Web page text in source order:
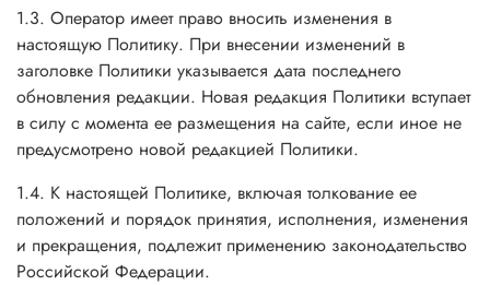
1.3. Оператор имеет право вносить изменения в
настоящую Политику. При внесении изменений в
заголовке Политики указывается дата последнего
обновления редакции. Новая редакция Политики вступает
в силу с момента ее размещения на сайте, если иное не
предусмотрено новой редакцией Политики.
1.4. К настоящей Политике, включая толкование ее
положений и порядок принятия, исполнения, изменения
и прекращения, подлежит применению законодательство
Российской Федерации.